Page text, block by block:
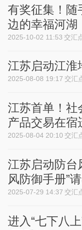
有奖征集！随
边的幸福河湖
2025-10-02 11:53 交汇
江苏启动江
2025-08-08 19:17 交汇
江苏首单！社
产品交易在宿
2025-08-04 20:10 交汇
江苏启动防台
风防御手册”
2025-07-29 14:37 交汇
进入“七下八